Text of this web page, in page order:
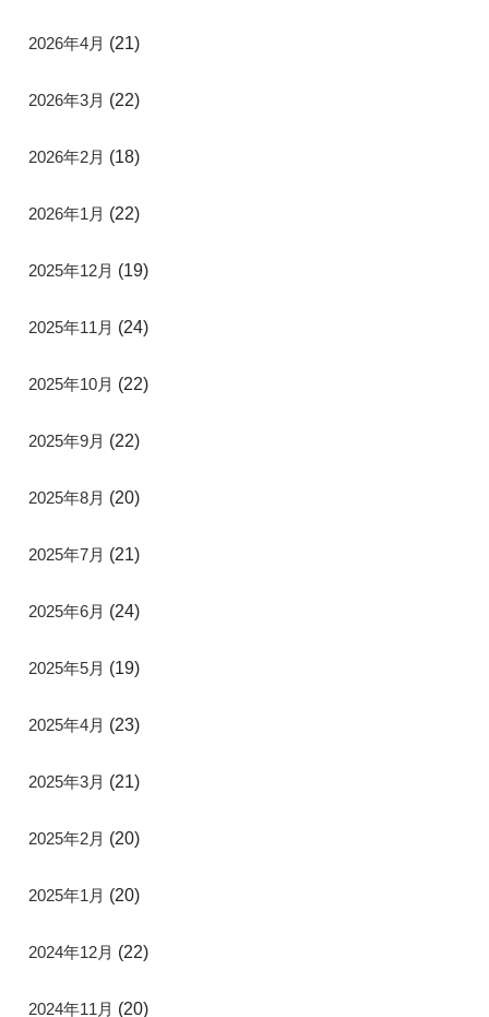
2026年4月 (21)
2026年3月 (22)
2026年2月 (18)
2026年1月 (22)
2025年12月 (19)
2025年11月 (24)
2025年10月 (22)
2025年9月 (22)
2025年8月 (20)
2025年7月 (21)
2025年6月 (24)
2025年5月 (19)
2025年4月 (23)
2025年3月 (21)
2025年2月 (20)
2025年1月 (20)
2024年12月 (22)
2024年11月 (20)